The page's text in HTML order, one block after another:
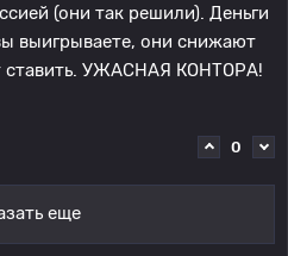
(они так решили). Деньги
выигрываете, они снижают
ставить. УЖАСНАЯ КОНТОРА!
0
еще